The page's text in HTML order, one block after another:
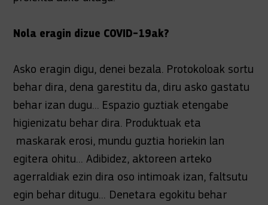
Nola eragin dizue COVID-19ak?
Asko eragin digu, denei bezala. Protokoloak sortu
behar dira, dena garestitu da, diru asko gastatu
behar izan dugu... Espazio guztiak etengabe
higienizatu behar dira. Produktuak eta
maskarak erosi, mundu guztia horiekin lan
egitera ohitu... Adibidez, aktoreen arteko
agerraldiak ezin dira oso intimoak izan, faltsutu
egin behar ditugu... Denetara egokitu behar